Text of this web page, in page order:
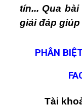
tín... Qua
giải đáp giúp
PHÂN
Tài